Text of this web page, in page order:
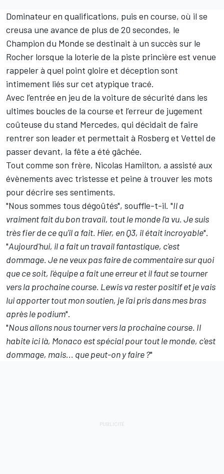
Dominateur en qualifications, puis en course, où il se
creusa une avance de plus de 20 secondes, le
Champion du Monde se destinait à un succès sur le
Rocher lorsque la loterie de la piste princière est venue
rappeler à quel point gloire et déception sont
intimement liés sur cet atypique tracé.
Avec l’entrée en jeu de la voiture de sécurité dans les
ultimes boucles de la course et l’erreur de jugement
coûteuse du stand Mercedes, qui décidait de faire
rentrer son leader et permettait à Rosberg et Vettel de
passer devant, la fête a été gâchée.
Tout comme son frère, Nicolas Hamilton, a assisté aux
évènements avec tristesse et peine à trouver les mots
pour décrire ses sentiments.
"Nous sommes tous dégoûtés", souffle-t-il. "Il a
vraiment fait du bon travail, tout le monde l'a vu. Je suis
très fier de ce qu'il a fait. Hier, en Q3, il était incroyable".
"Aujourd'hui, il a fait un travail fantastique, c'est
dommage. Je ne veux pas faire de commentaire sur quoi
que ce soit, l'équipe a fait une erreur et il faut se tourner
vers la prochaine course. Lewis va rester positif et je vais
lui apporter tout mon soutien, je l'ai pris dans mes bras
après le podium".
"Nous allons nous tourner vers la prochaine course. Il
habite ici là, Monaco est spécial pour tout le monde, c'est
dommage, mais... que peut-on y faire ?"